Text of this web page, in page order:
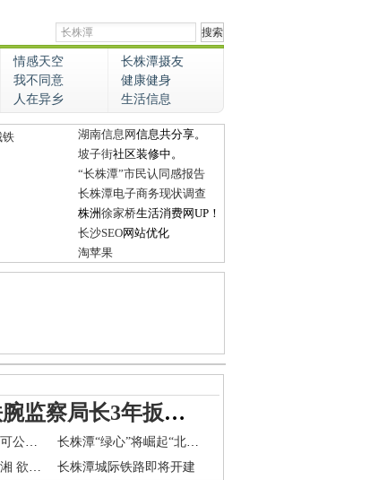
情感天空
长株潭摄友
我不同意
健康健身
人在异乡 生活信息
铁
湖南信息网信息共分享。
坡子街社区装修中。
“长株潭”市民认同感报告
长株潭电子商务现状调查
株洲徐家桥生活消费网UP！
长沙SEO网站优化
淘苹果
湖南一名铁腕监察局长3年扳倒53名贪腐干部
长株潭可异地购房可公积金贷款
长株潭“绿心”将崛起“北欧小镇”
八十余海外华商访湘 欲参与长株潭城市群建设
长株潭城际铁路即将开建